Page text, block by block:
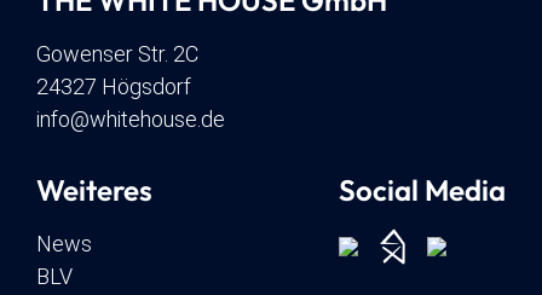
Gowenser Str. 2C
24327 Högsdorf
info@whitehouse.de
Weiteres
News
BLV
Social Media